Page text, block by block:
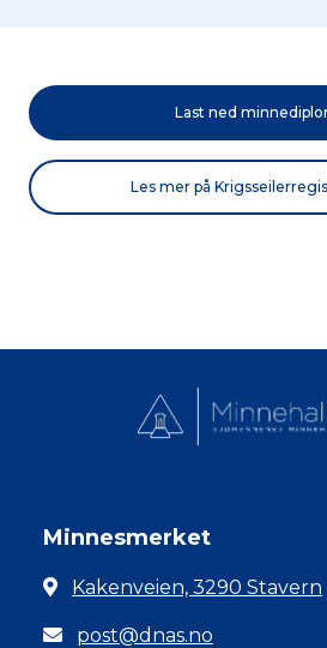
Last ned
Les mer på
Minnesmerket
Kakenveien, 3290 Stavern
post@dnas.no